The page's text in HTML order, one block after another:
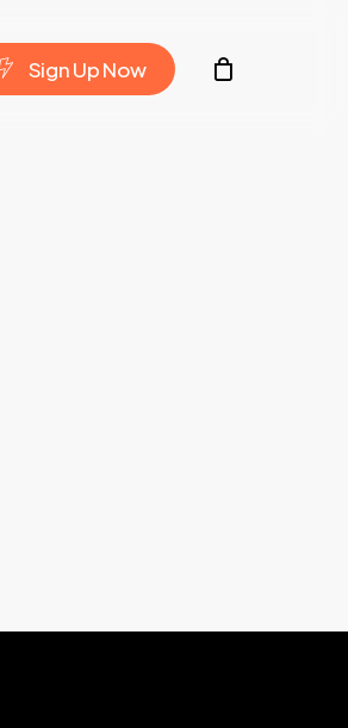
Contacto
SignUpNow